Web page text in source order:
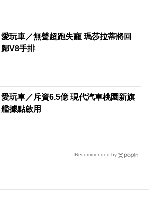
愛玩車／無聲超跑失寵 瑪莎拉蒂將回
歸V8手排
愛玩車／斥資6.5億 現代汽車桃園新旗
艦據點啟用
Recommended by